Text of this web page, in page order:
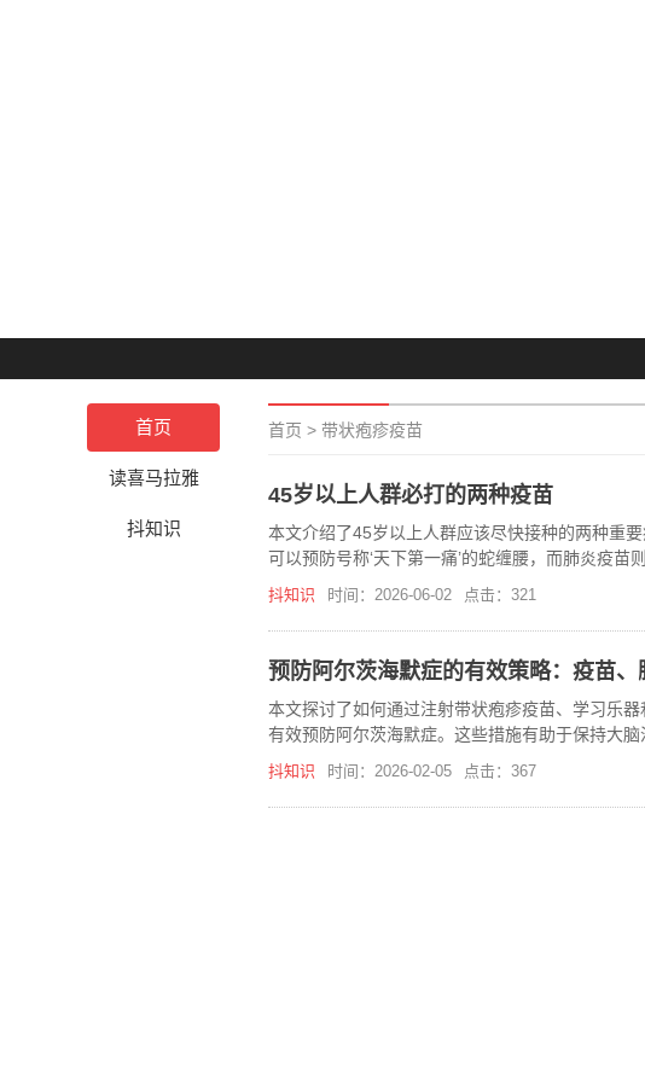
首页
读喜马拉雅
抖知识
首页 > 带状疱疹疫苗
45岁以上人群必打的两种疫苗
本文介绍了45岁以上人群应该尽快接种的两种重
可以预防号称‘天下第一痛’的蛇缠腰，而肺炎疫苗
抖知识 时间：2026-06-02 点击：321
预防阿尔茨海默症的有效策略：疫苗
本文探讨了如何通过注射带状疱疹疫苗、学习乐
有效预防阿尔茨海默症。这些措施有助于保持大脑
抖知识 时间：2026-02-05 点击：367